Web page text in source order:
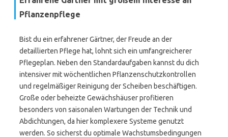
Pflanzenpflege
Bist du ein erfahrener Gärtner, der Freude an der
detaillierten Pflege hat, lohnt sich ein umfangreicherer
Pflegeplan. Neben den Standardaufgaben kannst du dich
intensiver mit wöchentlichen Pflanzenschutzkontrollen
und regelmäßiger Reinigung der Scheiben beschäftigen.
Große oder beheizte Gewächshäuser profitieren
besonders von saisonalen Wartungen der Technik und
Abdichtungen, da hier komplexere Systeme genutzt
werden. So sicherst du optimale Wachstumsbedingungen